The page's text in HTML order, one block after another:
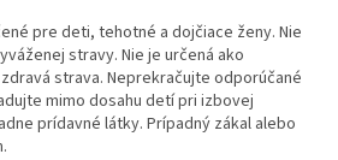
pre deti, tehotné a dojčiace ženy. Nie
stravy. Nie je určená ako
strava. Neprekračujte odporúčané
mimo dosahu detí pri izbovej
prídavné látky. Prípadný zákal alebo